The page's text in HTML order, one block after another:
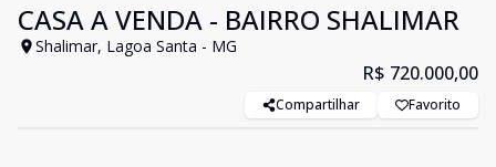
CASA A VENDA - BAIRRO SHALIMAR
Shalimar, Lagoa Santa - MG
R$ 720.000,00
Compartilhar Favorito